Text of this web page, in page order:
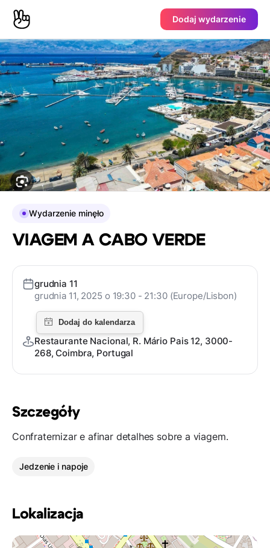
Dodaj wydarzenie
Szczegóły
Confraternizar e afinar detalhes sobre a viagem.
Jedzenie i napoje
Lokalizacja
Wydarzenie minęło
VIAGEM A CABO VERDE
grudnia 11
grudnia 11, 2025 o 19:30 - 21:30 (Europe/Lisbon)
Restaurante Nacional, R. Mário Pais 12, 3000-
268, Coimbra, Portugal